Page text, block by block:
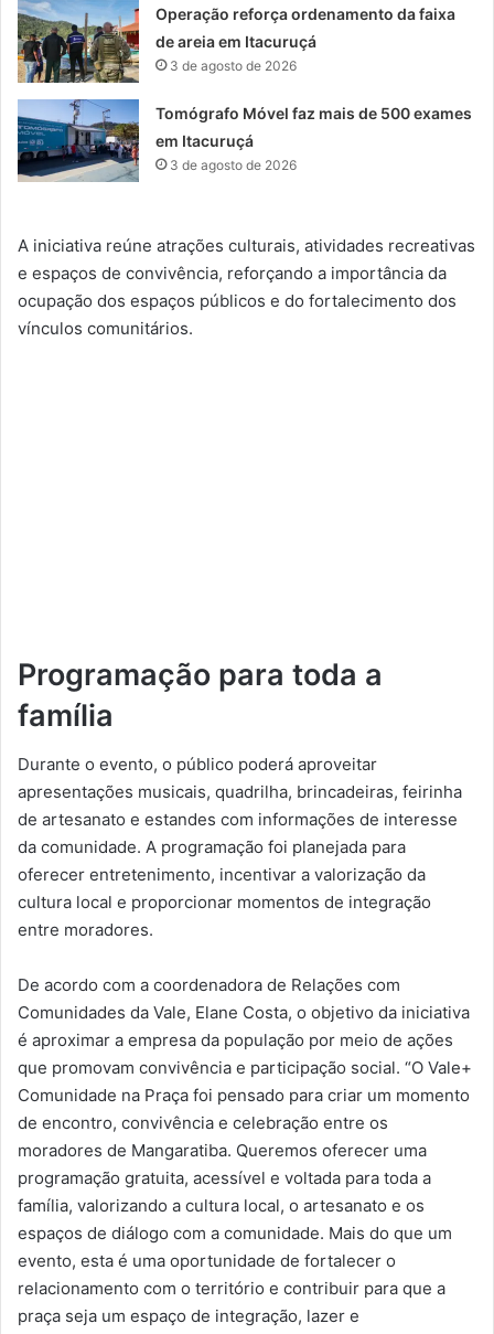
Operação reforça ordenamento da faixa
de areia em Itacuruçá
3 de agosto de 2026
Tomógrafo Móvel faz mais de 500 exames
em Itacuruçá
3 de agosto de 2026
A iniciativa reúne atrações culturais, atividades recreativas
e espaços de convivência, reforçando a importância da
ocupação dos espaços públicos e do fortalecimento dos
vínculos comunitários.
Programação para toda a
família
Durante o evento, o público poderá aproveitar
apresentações musicais, quadrilha, brincadeiras, feirinha
de artesanato e estandes com informações de interesse
da comunidade. A programação foi planejada para
oferecer entretenimento, incentivar a valorização da
cultura local e proporcionar momentos de integração
entre moradores.
De acordo com a coordenadora de Relações com
Comunidades da Vale, Elane Costa, o objetivo da iniciativa
é aproximar a empresa da população por meio de ações
que promovam convivência e participação social. “O Vale+
Comunidade na Praça foi pensado para criar um momento
de encontro, convivência e celebração entre os
moradores de Mangaratiba. Queremos oferecer uma
programação gratuita, acessível e voltada para toda a
família, valorizando a cultura local, o artesanato e os
espaços de diálogo com a comunidade. Mais do que um
evento, esta é uma oportunidade de fortalecer o
relacionamento com o território e contribuir para que a
praça seja um espaço de integração, lazer e